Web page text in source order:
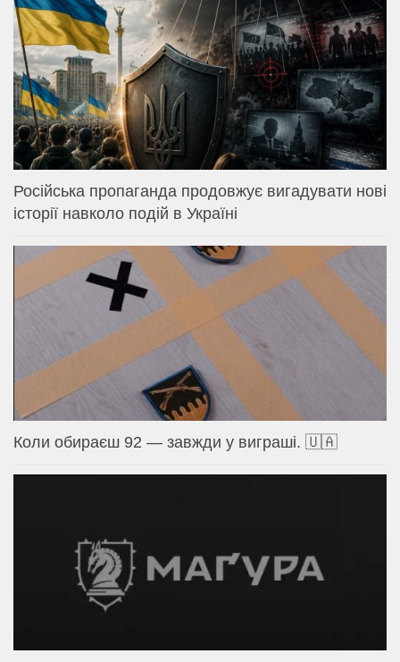
Російська пропаганда продовжує вигадувати нові
історії навколо подій в Україні
Коли обираєш 92 — завжди у виграші. 🇺🇦